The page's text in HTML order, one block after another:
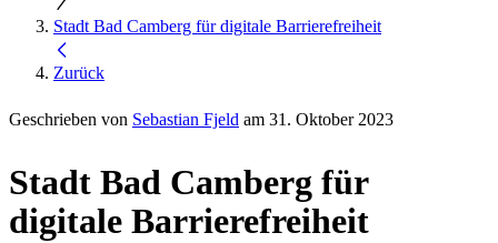
Stadt Bad Camberg für digitale Barrierefreiheit
Zurück
Geschrieben von Sebastian Fjeld am 31. Oktober 2023
Stadt Bad Camberg für
digitale Barrierefreiheit